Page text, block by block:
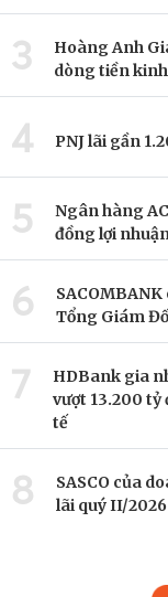
3
Hoàng Anh
dòng tiền
4 PNJ lãi gần
5
Ngân hàng
đồng lợi
6
Tổng Giám
7
HDBank gia
vượt 13.200
tế
8
SASCO của
lãi quý II/